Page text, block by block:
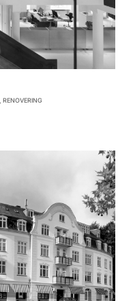
,RENOVERING